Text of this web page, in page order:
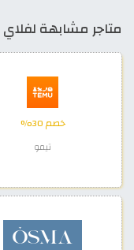
متاجر مشابهة
خصم 30%
تيمو